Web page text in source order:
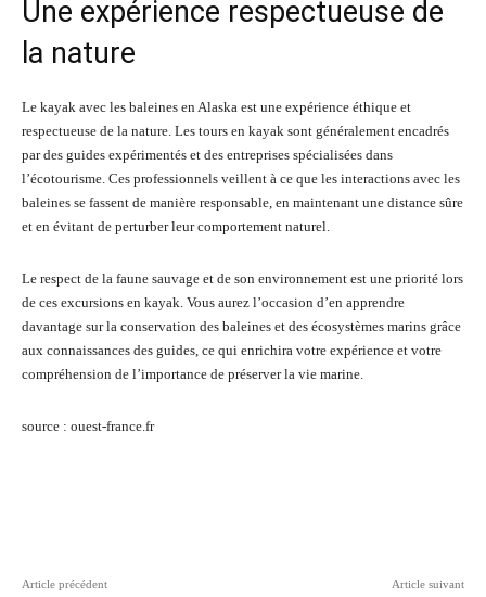
Une expérience respectueuse de
la nature
Le kayak avec les baleines en Alaska est une expérience éthique et
respectueuse de la nature. Les tours en kayak sont généralement encadrés
par des guides expérimentés et des entreprises spécialisées dans
l’écotourisme. Ces professionnels veillent à ce que les interactions avec les
baleines se fassent de manière responsable, en maintenant une distance sûre
et en évitant de perturber leur comportement naturel.
Le respect de la faune sauvage et de son environnement est une priorité lors
de ces excursions en kayak. Vous aurez l’occasion d’en apprendre
davantage sur la conservation des baleines et des écosystèmes marins grâce
aux connaissances des guides, ce qui enrichira votre expérience et votre
compréhension de l’importance de préserver la vie marine.
source : ouest-france.fr
Article précédent Article suivant